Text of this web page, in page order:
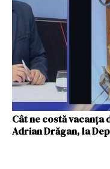
Cât ne costă vacanța
Adrian Drăgan, la